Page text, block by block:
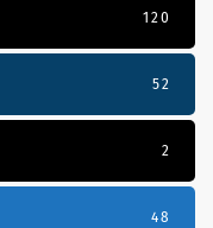
120
52
2
48